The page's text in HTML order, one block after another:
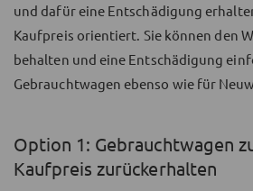
und dafür eine Entschädigung
Kaufpreis orientiert. Sie können den
behalten und eine Entschädigung
Gebrauchtwagen ebenso wie für
Option 1: Gebrauchtwagen
Kaufpreis zurückerhalten